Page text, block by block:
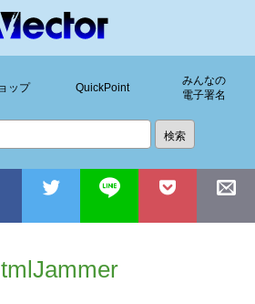
ップ QuickPoint
みんなの
電子署名